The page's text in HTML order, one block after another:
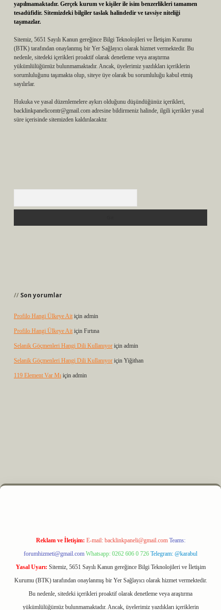
yapılmamaktadır. Gerçek kurum ve kişiler ile isim benzerlikleri tamamen
tesadüfidir. Sitemizdeki bilgiler taslak halindedir ve tavsiye niteliği
taşımazlar.
Sitemiz, 5651 Sayılı Kanun gereğince Bilgi Teknolojileri ve İletişim Kurumu
(BTK) tarafından onaylanmış bir Yer Sağlayıcı olarak hizmet vermektedir. Bu
nedenle, sitedeki içerikleri proaktif olarak denetleme veya araştırma
yükümlülüğümüz bulunmamaktadır. Ancak, üyelerimiz yazdıkları içeriklerin
sorumluluğunu taşımakta olup, siteye üye olarak bu sorumluluğu kabul etmiş
sayılırlar.
Hukuka ve yasal düzenlemelere aykırı olduğunu düşündüğünüz içerikleri,
backlinkpanelicomtr@gmail.com adresine bildirmeniz halinde, ilgili içerikler yasal
süre içerisinde sitemizden kaldırılacaktır.
Son yorumlar
Profilo Hangi Ülkeye Ait için admin
Profilo Hangi Ülkeye Ait için Fırtına
Selanik Göçmenleri Hangi Dili Kullanıyor için admin
Selanik Göçmenleri Hangi Dili Kullanıyor için Yiğithan
119 Element Var Mı için admin
elexbet
Reklam ve İletişim: E-mail: backlinkpaneli@gmail.com Teams:
forumhizmeti@gmail.com Whatsapp: 0262 606 0 726 Telegram: @karabul
Yasal Uyarı: Sitemiz, 5651 Sayılı Kanun gereğince Bilgi Teknolojileri ve İletişim
Kurumu (BTK) tarafından onaylanmış bir Yer Sağlayıcı olarak hizmet vermektedir.
Bu nedenle, sitedeki içerikleri proaktif olarak denetleme veya araştırma
yükümlülüğümüz bulunmamaktadır. Ancak, üyelerimiz yazdıkları içeriklerin